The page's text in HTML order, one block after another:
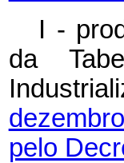
I -
da
pelo